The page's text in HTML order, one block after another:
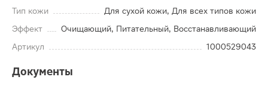
Тип кожи
Для сухой кожи, Для всех типов кожи
Эффект
Очищающий, Питательный, Восстанавливающий
Артикул
1000529043
Документы